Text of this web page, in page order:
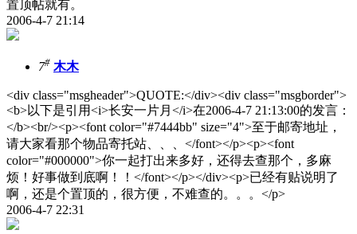
置顶帖就有。
2006-4-7 21:14
7# 木木
<div class="msgheader">QUOTE:</div><div class="msgborder">
<b>以下是引用<i>长安一片月</i>在2006-4-7 21:13:00的发言：
</b><br/><p><font color="#7444bb" size="4">至于邮寄地址，
请大家看那个物品寄托站、、、</font></p><p><font
color="#000000">你一起打出来多好，还得去查那个，多麻
烦！好事做到底啊！！</font></p></div><p>已经有贴说明了
啊，还是个置顶的，很方便，不难查的。。。</p>
2006-4-7 22:31